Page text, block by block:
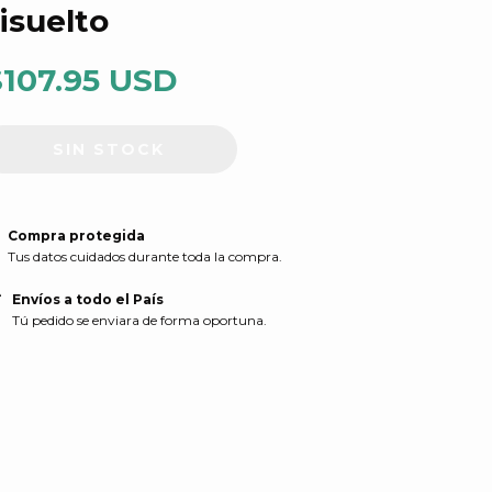
USD
Compra protegida
Tus datos cuidados durante toda la compra.
Envíos a todo el País
Tú pedido se enviara de forma oportuna.